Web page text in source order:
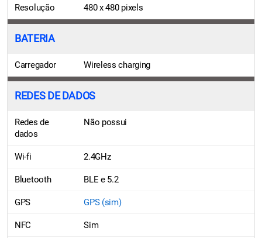
Resolução 480 x 480 pixels
BATERIA
Carregador Wireless charging
REDES DE DADOS
Redes de
dados
Não possui
Wi-fi 2.4GHz
Bluetooth BLE e 5.2
GPS GPS (sim)
NFC Sim